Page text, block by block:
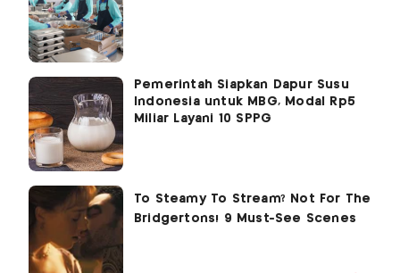
Pemerintah Siapkan Dapur Susu
Indonesia untuk MBG, Modal Rp5
Miliar Layani 10 SPPG